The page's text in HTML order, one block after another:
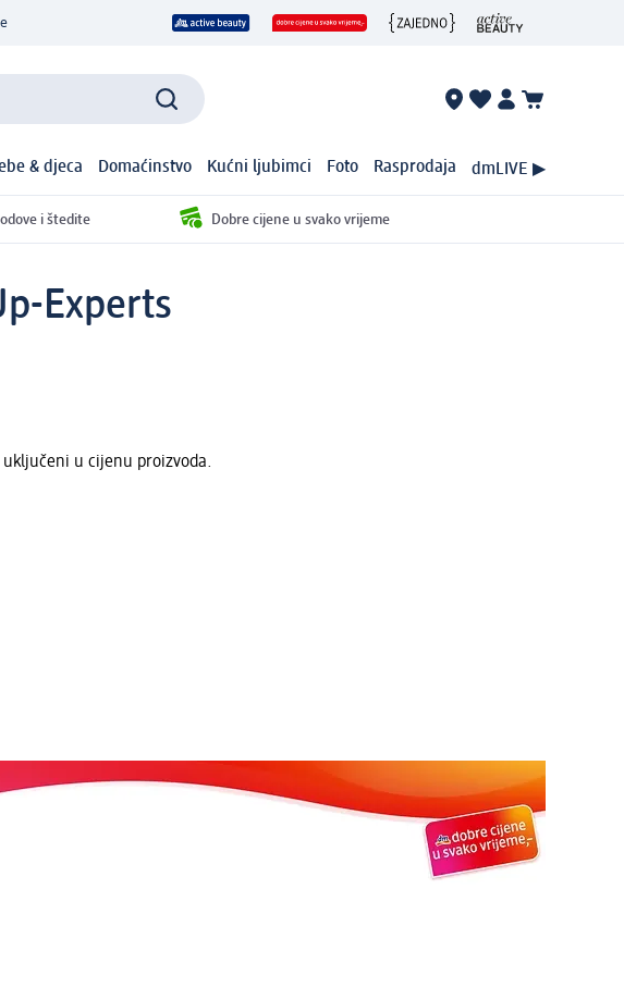
& djeca Domaćinstvo Kućni ljubimci Foto Rasprodaja dmLIVE ▶
i štedite Dobre cijene u svako vrijeme
Experts
uključeni u cijenu proizvoda.